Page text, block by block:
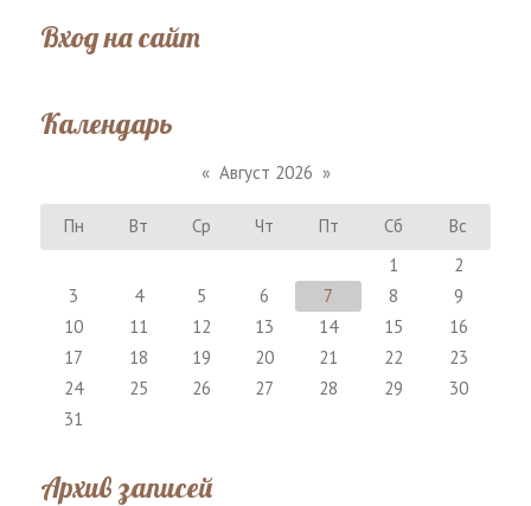
Вход на сайт
Календарь
« Август 2026 »
Пн Вт Ср Чт Пт Сб
Вс
1
2
3
4 5 6 7 8
9
10
11 12 13 14 15
16
17
18 19 20 21 22
23
24
25 26 27 28 29
30
31
Архив записей